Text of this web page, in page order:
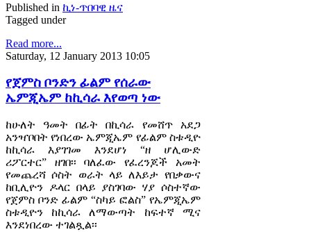
Published in ኪነ-ጥበባዊ ዜና
Tagged under
Read more...
Saturday, 12 January 2013 10:05
የጀምስ ቦንድን ፊልም የሰራው
ኤምጂኤም ከኪሳራ እየወጣ ነው
ከሁለት ዓመት በፊት በኪሳራ የመሸጥ አደጋ
አንዣቦበት የነበረው ኤምጂኤም የፊልም ስቱዲዮ
ከኪሳራ እያገገመ እንደሆነ “ዘ ሆሊውድ
ሪፖርተር” ዘገበ፡፡ ባለፈው የፈረንጆች አመት
የመጨረሻ ሶስት ወራት ላይ ለእይታ የበቃውና
ከቢሊዮን ዶላር በላይ ያስገባው ሃያ ሶስተኛው
የጀምስ ቦንድ ፊልም “ስካይ ፎልስ” የኤምጂኤም
ስቱዲዮን ከኪሳራ ለማውጣት ከፍተኛ ሚና
እንደነበረው ተገልጿል፡፡